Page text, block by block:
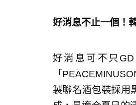
好消息不止一個！
好消息可不只
「
製聯名酒包裝採用